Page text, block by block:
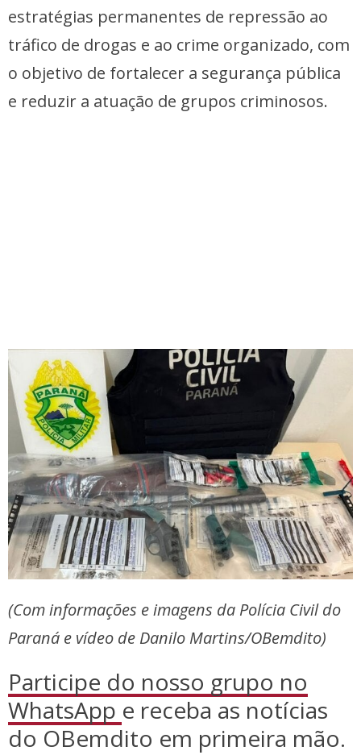
estratégias permanentes de repressão ao
tráfico de drogas e ao crime organizado, com
o objetivo de fortalecer a segurança pública
e reduzir a atuação de grupos criminosos.
(Com informações e imagens da Polícia Civil do
Paraná e vídeo de Danilo Martins/OBemdito)
Participe do nosso grupo no
WhatsApp e receba as notícias
do OBemdito em primeira mão.